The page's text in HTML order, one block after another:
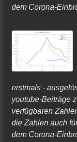
dem Corona-
erstmals -
youtube-Beiträge
verfügbaren
die Zahlen auch
dem Corona-